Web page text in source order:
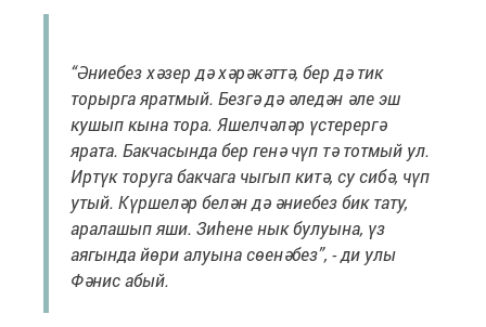
“Әниебез хәзер дә хәрәкәттә, бер дә тик
торырга яратмый. Безгә дә әледән әле эш
кушып кына тора. Яшелчәләр үстерергә
ярата. Бакчасында бер генә чүп тә тотмый ул.
Иртүк торуга бакчага чыгып китә, су сибә, чүп
утый. Күршеләр белән дә әниебез бик тату,
аралашып яши. Зиһене нык булуына, үз
аягында йөри алуына сөенәбез”, - ди улы
Фәнис абый.